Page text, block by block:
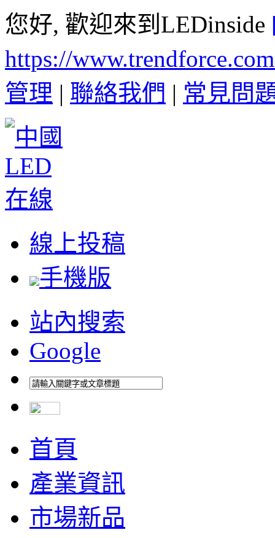
您好, 歡迎來到LEDinside
https://
管理 | 聯絡我們 | 常見問
線上投稿
手機版
站內搜索
Google
首頁
產業資訊
市場新品